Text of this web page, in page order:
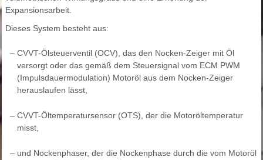
Expansionsarbeit.
Dieses System besteht aus:
– CVVT-Ölsteuerventil (OCV), das den Nocken-Zeiger mit Öl
versorgt oder das gemäß dem Steuersignal vom ECM PWM
(Impulsdauermodulation) Motoröl aus dem Nocken-Zeiger
herauslaufen lässt,
– CVVT-Öltemperatursensor (OTS), der die Motoröltemperatur
misst,
– und Nockenphaser, der die Nockenphase durch die vom Motoröl